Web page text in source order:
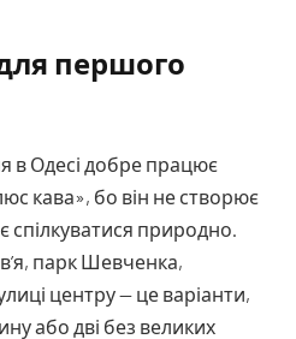
першого
в Одесі добре працює
кава», бо він не створює
спілкуватися природно.
парк Шевченка,
центру — це варіанти,
або дві без великих